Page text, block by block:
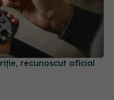
recunoscut oficial